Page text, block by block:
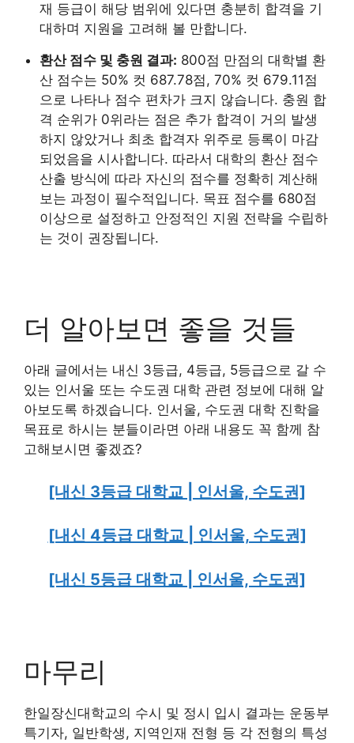
재 등급이 해당 범위에 있다면 충분히 합격을 기
대하며 지원을 고려해 볼 만합니다.
환산 점수 및 충원 결과: 800점 만점의 대학별 환
산 점수는 50% 컷 687.78점, 70% 컷 679.11점
으로 나타나 점수 편차가 크지 않습니다. 충원 합
격 순위가 0위라는 점은 추가 합격이 거의 발생
하지 않았거나 최초 합격자 위주로 등록이 마감
되었음을 시사합니다. 따라서 대학의 환산 점수
산출 방식에 따라 자신의 점수를 정확히 계산해
보는 과정이 필수적입니다. 목표 점수를 680점
이상으로 설정하고 안정적인 지원 전략을 수립하
는 것이 권장됩니다.
더 알아보면 좋을 것들
아래 글에서는 내신 3등급, 4등급, 5등급으로 갈 수
있는 인서울 또는 수도권 대학 관련 정보에 대해 알
아보도록 하겠습니다. 인서울, 수도권 대학 진학을
목표로 하시는 분들이라면 아래 내용도 꼭 함께 참
고해보시면 좋겠죠?
[내신 3등급 대학교 | 인서울, 수도권]
[내신 4등급 대학교 | 인서울, 수도권]
[내신 5등급 대학교 | 인서울, 수도권]
마무리
한일장신대학교의 수시 및 정시 입시 결과는 운동부
특기자, 일반학생, 지역인재 전형 등 각 전형의 특성